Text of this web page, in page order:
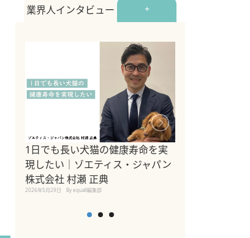
業界人インタビュー +
1日でも長い犬猫の健康寿命を実
現したい｜ゾエティス・ジャパン
株式会社 村瀬 正典
2026年5月29日 By equall編集部